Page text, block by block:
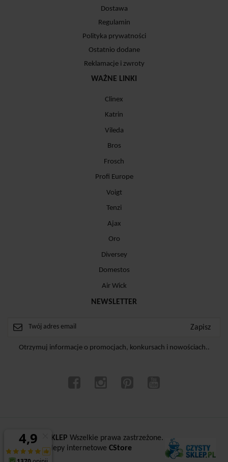
Dostawa
Regulamin
Polityka prywatności
Ostatnio dodane
Reklamacje i zwroty
WAŻNE LINKI
Clinex
Katrin
Vileda
Bros
Frosch
Profi Europe
Voigt
Tenzi
Ajax
Oro
Diversey
Domestos
Air Wick
NEWSLETTER
Otrzymuj informacje o promocjach, konkursach i nowościach..
ⓒCZYSTYSKLEP Wszelkie prawa zastrzeżone.
Sklepy internetowe CStore